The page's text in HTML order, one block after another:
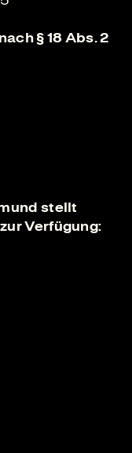
§ 18 Abs. 2
stellt
Verfügung: